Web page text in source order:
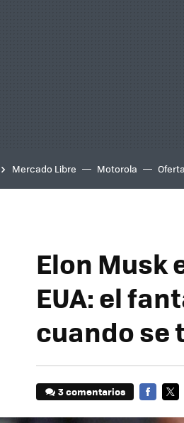
Mercado Libre Motorola Oferta
Elon Musk
EUA: el
cuando se
3 comentarios